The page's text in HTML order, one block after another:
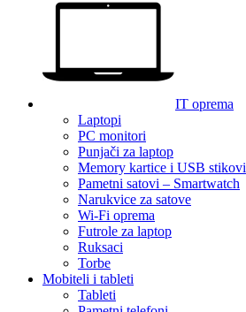
IT oprema
Laptopi
PC monitori
Punjači za laptop
Memory kartice i USB stikovi
Pametni satovi – Smartwatch
Narukvice za satove
Wi-Fi oprema
Futrole za laptop
Ruksaci
Torbe
Mobiteli i tableti
Tableti